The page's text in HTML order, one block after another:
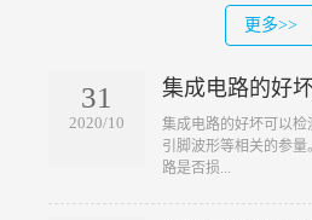
更多>>
31
2020/10
集成电路的好
集成电路的好坏可以检
引脚波形等相关的参
路是否损...